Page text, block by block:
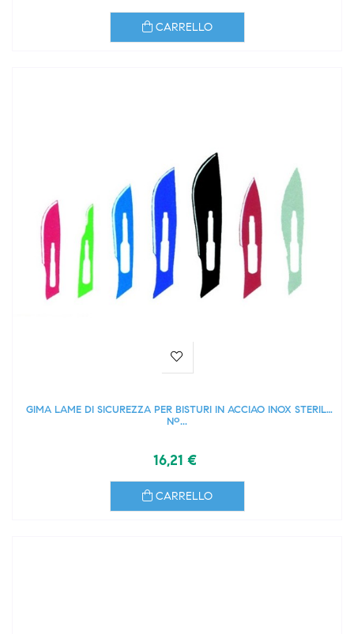
CARRELLO
GIMA LAME DI SICUREZZA PER BISTURI IN ACCIAO INOX STERILI
Nº...
16,21 €
CARRELLO